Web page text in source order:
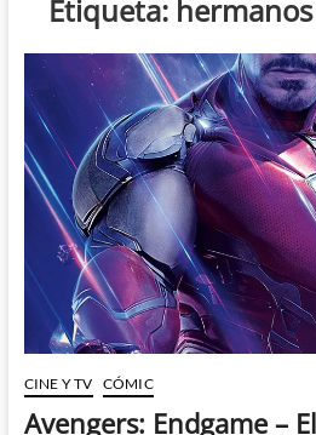
Etiqueta:
CINE Y TV CÓMIC
Avengers: Endgame –